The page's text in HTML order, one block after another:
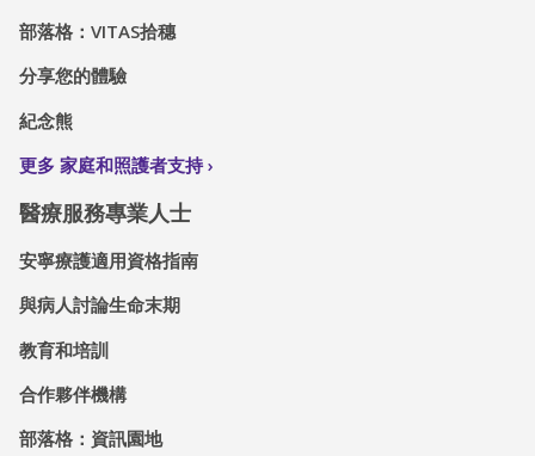
部落格：VITAS拾穗
分享您的體驗
紀念熊
更多 家庭和照護者支持
醫療服務專業人士
安寧療護適用資格指南
與病人討論生命末期
教育和培訓
合作夥伴機構
部落格：資訊園地